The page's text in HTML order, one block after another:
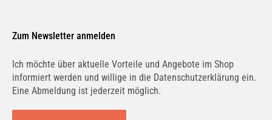
Zum Newsletter anmelden
Ich möchte über aktuelle Vorteile und Angebote im Shop
informiert werden und willige in die Datenschutzerklärung ein.
Eine Abmeldung ist jederzeit möglich.